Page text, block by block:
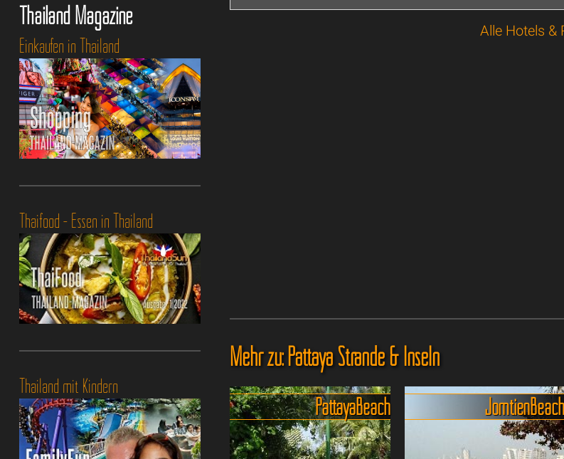
Alle Hotels &
Mehr zu: Pattaya Strände & Inseln
Pattaya Beach Jomtien Beach
Thailand Magazine
Einkaufen in Thailand
Thaifood - Essen in Thailand
Thailand mit Kindern